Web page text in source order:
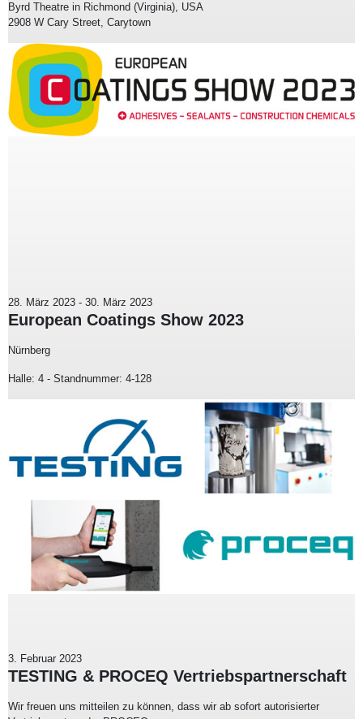
Byrd Theatre in Richmond (Virginia), USA
2908 W Cary Street, Carytown
28. März 2023 - 30. März 2023
European Coatings Show 2023
Nürnberg
Halle: 4 - Standnummer: 4-128
3. Februar 2023
TESTING & PROCEQ Vertriebspartnerschaft
Wir freuen uns mitteilen zu können, dass wir ab sofort autorisierter